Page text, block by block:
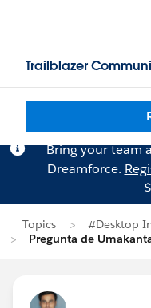
Trailblazer
Bring your team
Dreamforce.
Topics
#Desktop
Pregunta de